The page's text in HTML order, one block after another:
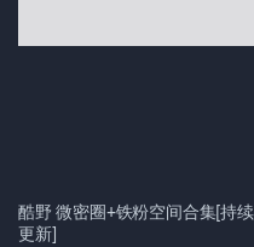
酷野 微密圈+铁粉空间合集[持续
更新]